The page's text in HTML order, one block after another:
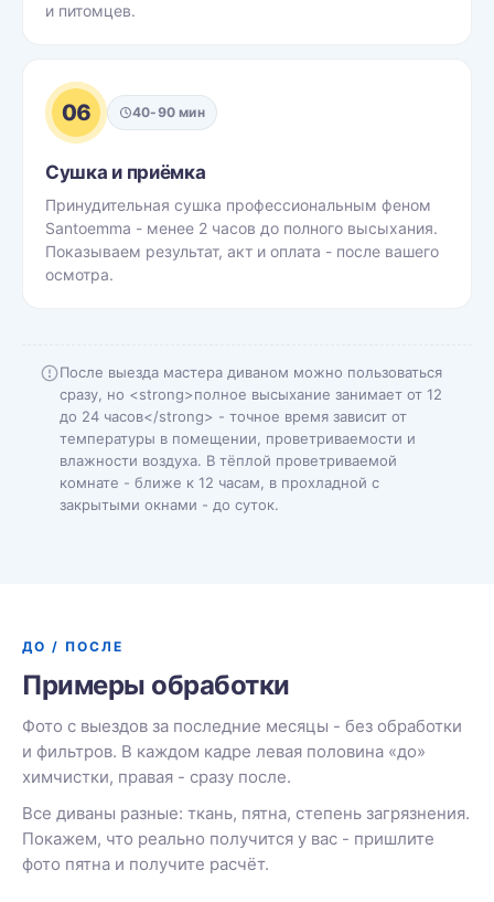
и питомцев.
06 40-90 мин
Сушка и приёмка
Принудительная сушка профессиональным феном
Santoemma - менее 2 часов до полного высыхания.
Показываем результат, акт и оплата - после вашего
осмотра.
После выезда мастера диваном можно пользоваться
сразу, но <strong>полное высыхание занимает от 12
до 24 часов</strong> - точное время зависит от
температуры в помещении, проветриваемости и
влажности воздуха. В тёплой проветриваемой
комнате - ближе к 12 часам, в прохладной с
закрытыми окнами - до суток.
ДО / ПОСЛЕ
Примеры обработки
Фото с выездов за последние месяцы - без обработки
и фильтров. В каждом кадре левая половина «до»
химчистки, правая - сразу после.
Все диваны разные: ткань, пятна, степень загрязнения.
Покажем, что реально получится у вас - пришлите
фото пятна и получите расчёт.